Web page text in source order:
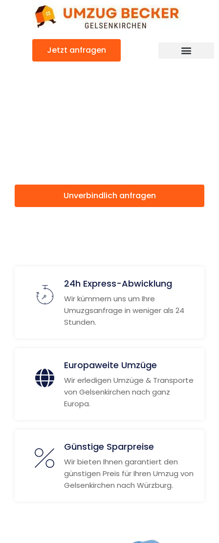
Jetzt anfragen
Unverbindlich anfragen
24h Express-Abwicklung
Wir kümmern uns um Ihre
Umuzgsanfrage in weniger als 24
Stunden.
Europaweite Umzüge
Wir erledigen Umzüge & Transporte
von Gelsenkirchen nach ganz
Europa.
Günstige Sparpreise
Wir bieten Ihnen garantiert den
günstigen Preis für Ihren Umzug von
Gelsenkirchen nach Würzburg.